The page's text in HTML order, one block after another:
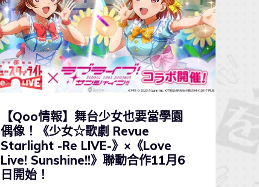
【Qoo情報】舞台少女也要當學園
偶像！《少女☆歌劇 Revue
Starlight -Re LIVE-》×《Love
Live! Sunshine!!》聯動合作11月6
日開始！